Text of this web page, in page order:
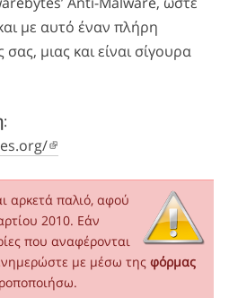
με αυτό έναν πλήρη
μιας και είναι σίγουρα
:
αρκετά παλιό, αφού
2010. Εάν
που αναφέρονται
με μέσω της φόρμας